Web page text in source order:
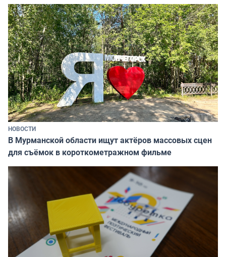
НОВОСТИ
В Мурманской области ищут актёров массовых сцен
для съёмок в короткометражном фильме